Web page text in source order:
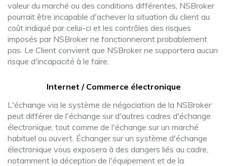
valeur du marché ou des conditions différentes, NSBroker
pourrait être incapable d'achever la situation du client au
coût indiqué par celui-ci et les contrôles des risques
imposés par NSBroker ne fonctionneront probablement
pas. Le Client convient que NSBroker ne supportera aucun
risque d'incapacité à le faire.
Internet / Commerce électronique
L'échange via le système de négociation de la NSBroker
peut différer de l'échange sur d'autres cadres d'échange
électronique, tout comme de l'échange sur un marché
habituel ou ouvert. Échanger sur un système d'échange
électronique vous exposera à des dangers liés au cadre,
notamment la déception de l'équipement et de la